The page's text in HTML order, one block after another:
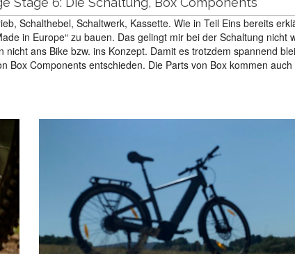
Schalthebel, Schaltwerk, Kassette. Wie in Teil Eins bereits
in Europe“ zu bauen. Das gelingt mir bei der Schaltung nicht
nicht ans Bike bzw. ins Konzept. Damit es trotzdem spannend
Box Components entschieden. Die Parts von Box kommen